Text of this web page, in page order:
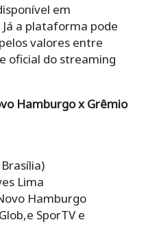
em
a plataforma pode
valores entre
oficial do streaming
Hamburgo x Grêmio
Lima
Hamburgo
SporTV e